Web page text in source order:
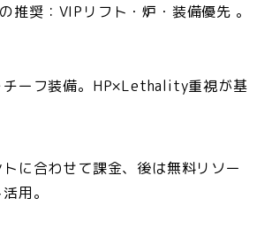
推奨：VIPリフト・炉・装備優先 。
チーフ装備。HP×Lethality重視が基
に合わせて課金、後は無料リソー
用。